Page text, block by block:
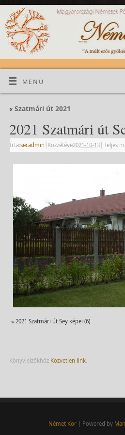
MENÜ
«Szatmári út 2021
2021 Szatmári út
Írta:secadmin | Közzétéve2021-10-13| Teljes
« 2021 Szatmári út Sey képei (6)
Könyvjelzőkhöz Közvetlen link.
Német Kör| Powered by